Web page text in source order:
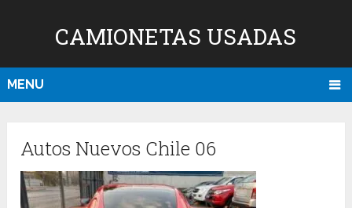
CAMIONETAS USADAS
MENU
Autos Nuevos Chile 06